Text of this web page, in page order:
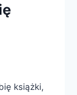
książki,